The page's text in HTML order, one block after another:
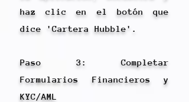
haz clic en el botón que
dice 'Cartera Hubble'.
Paso 3: Completar
Formularios Financieros y
KYC/AML